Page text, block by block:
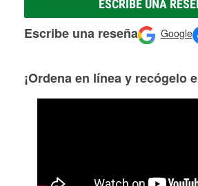
ESCRIBE UNA
Escribe una reseña Google
¡Ordena en línea y recógelo